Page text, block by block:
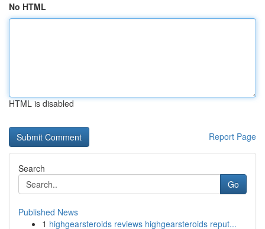
No HTML
HTML is disabled
Report Page
Search
Go
Published News
1 highgearsteroids reviews highgearsteroids reput...